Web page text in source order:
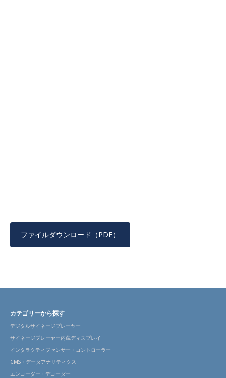
ファイルダウンロード（PDF）
カテゴリーから探す
デジタルサイネージプレーヤー
サイネージプレーヤー内蔵ディスプレイ
インタラクティブセンサー・コントローラー
CMS・データアナリティクス
エンコーダー・デコーダー